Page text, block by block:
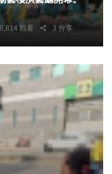
8,814 觀看 3 分享